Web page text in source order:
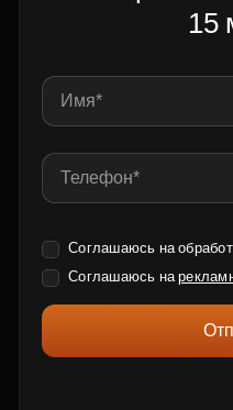
15
Соглашаюсь на
Соглашаюсь на